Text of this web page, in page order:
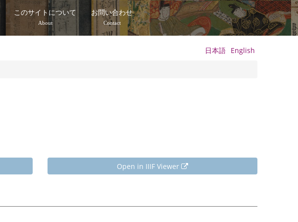
このサイトについて
About
お問い合わせ
Contact
日本語 English
Open in IIIF Viewer